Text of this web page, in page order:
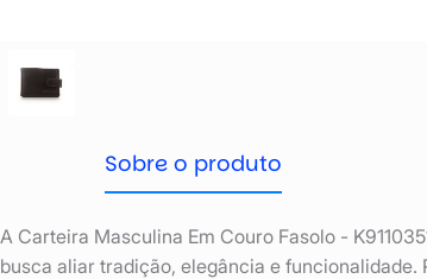
Sobre o produto
A Carteira Masculina Em Couro Fasolo -
busca aliar tradição, elegância e